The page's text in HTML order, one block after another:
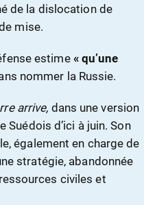
de la dislocation de
mise.
estime « qu’une
nommer la Russie.
arrive, dans une version
d’ici à juin. Son
également en charge de
stratégie, abandonnée
civiles et